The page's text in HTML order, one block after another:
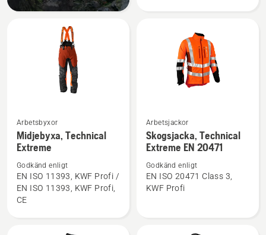
Se
mer
information
om
Midjebyxa,
Technical
Arbetsbyxor
Midjebyxa, Technical
Extreme
Godkänd enligt
EN ISO 11393, KWF Profi /
EN ISO 11393, KWF Profi,
CE
Se
mer
information
om
Skogsjacka,
Arbetsjackor
Skogsjacka, Technical
Extreme EN 20471
Godkänd enligt
EN ISO 20471 Class 3,
KWF Profi